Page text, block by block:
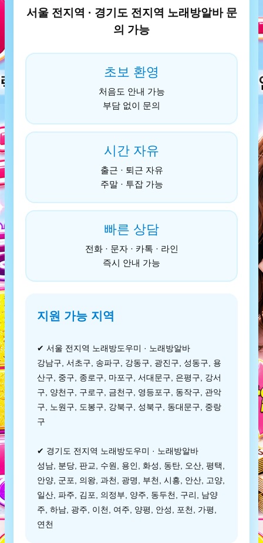
서울 전지역 · 경기도 전지역 노래방알바 문
의 가능
초보 환영
처음도 안내 가능
부담 없이 문의
시간 자유
출근 · 퇴근 자유
주말 · 투잡 가능
빠른 상담
전화 · 문자 · 카톡 · 라인
즉시 안내 가능
지원 가능 지역
✔ 서울 전지역 노래방도우미 · 노래방알바
강남구, 서초구, 송파구, 강동구, 광진구, 성동구, 용
산구, 중구, 종로구, 마포구, 서대문구, 은평구, 강서
구, 양천구, 구로구, 금천구, 영등포구, 동작구, 관악
구, 노원구, 도봉구, 강북구, 성북구, 동대문구, 중랑
구
✔ 경기도 전지역 노래방도우미 · 노래방알바
성남, 분당, 판교, 수원, 용인, 화성, 동탄, 오산, 평택,
안양, 군포, 의왕, 과천, 광명, 부천, 시흥, 안산, 고양,
일산, 파주, 김포, 의정부, 양주, 동두천, 구리, 남양
주, 하남, 광주, 이천, 여주, 양평, 안성, 포천, 가평,
연천